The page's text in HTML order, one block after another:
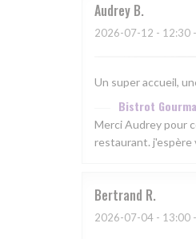
Audrey B
2026-07-12 - 12:30
Un super accueil,
Bistrot
Merci Audrey pour
restaurant. j'espère
Bertrand R
2026-07-04 - 13:00